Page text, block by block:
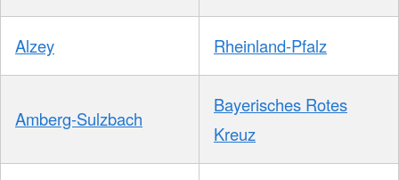
Alzey Rheinland-Pfalz
Amberg-Sulzbach
Bayerisches Rotes
Kreuz